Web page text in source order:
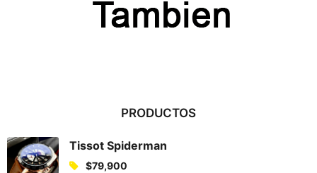
PRODUCTOS
Tissot Spiderman
$79,900